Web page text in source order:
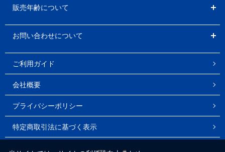
販売年齢について
お問い合わせについて
ご利用ガイド
会社概要
プライバシーポリシー
特定商取引法に基づく表示